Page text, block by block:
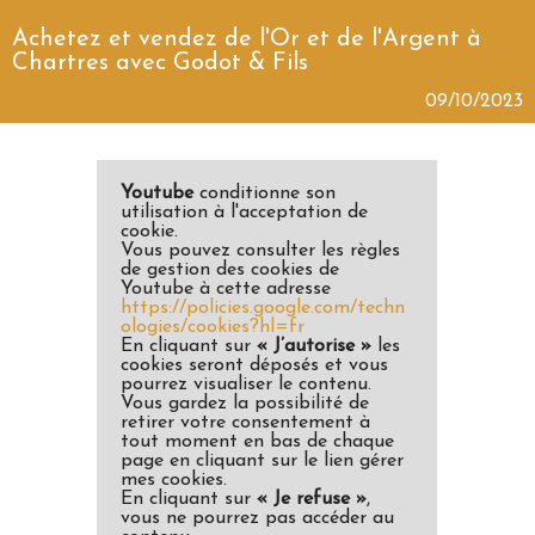
Achetez et vendez de l'Or et de l'Argent à
Chartres avec Godot & Fils
09/10/2023
Youtubeconditionne son
utilisation à l'acceptation de
cookie.
Vous pouvez consulter les règles
de gestion des cookies de
Youtube à cette adresse
https://policies.google.com/techn
ologies/cookies?hl=fr
En cliquant sur« J’autorise » les
cookies seront déposés et vous
pourrez visualiser le contenu.
Vous gardez la possibilité de
retirer votre consentement à
tout moment en bas de chaque
page en cliquant sur le lien gérer
mes cookies.
En cliquant sur« Je refuse »,
vous ne pourrez pas accéder au